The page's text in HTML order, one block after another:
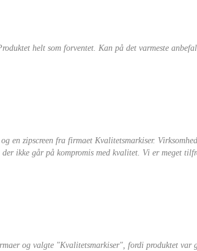
helt som forventet. Kan på det varmeste
en zipscreen fra firmaet Kvalitetsmarkiser.
ikke går på kompromis med kvalitet. Vi er meget
og valgte "Kvalitetsmarkiser", fordi produktet